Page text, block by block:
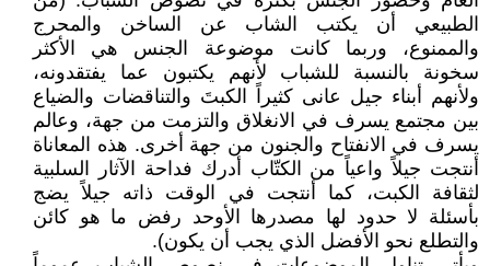
الطبيعي أن يكتب الشاب عن الساخن والمحرج
والممنوع، وربما كانت موضوعة الجنس هي الأكثر
سخونة بالنسبة للشباب لأنهم يكتبون عما يفتقدونه،
ولأنهم أبناء جيل عانى كثيراً الكبتَ والتناقضات والضياع
بين مجتمع يسرف في الانغلاق والتزمت من جهة، وعالم
يسرف في الانفتاح والجنون من جهة أخرى. هذه المعاناة
أنتجت جيلاً واعياً من الكتّاب أدرك فداحة الآثار السلبية
لثقافة الكبت، كما أنتجت في الوقت ذاته جيلاً يضج
بأسئلة لا حدود لها مصدرها الأوحد رفض ما هو كائن
والتطلع نحو الأفضل الذي يجب أن يكون).